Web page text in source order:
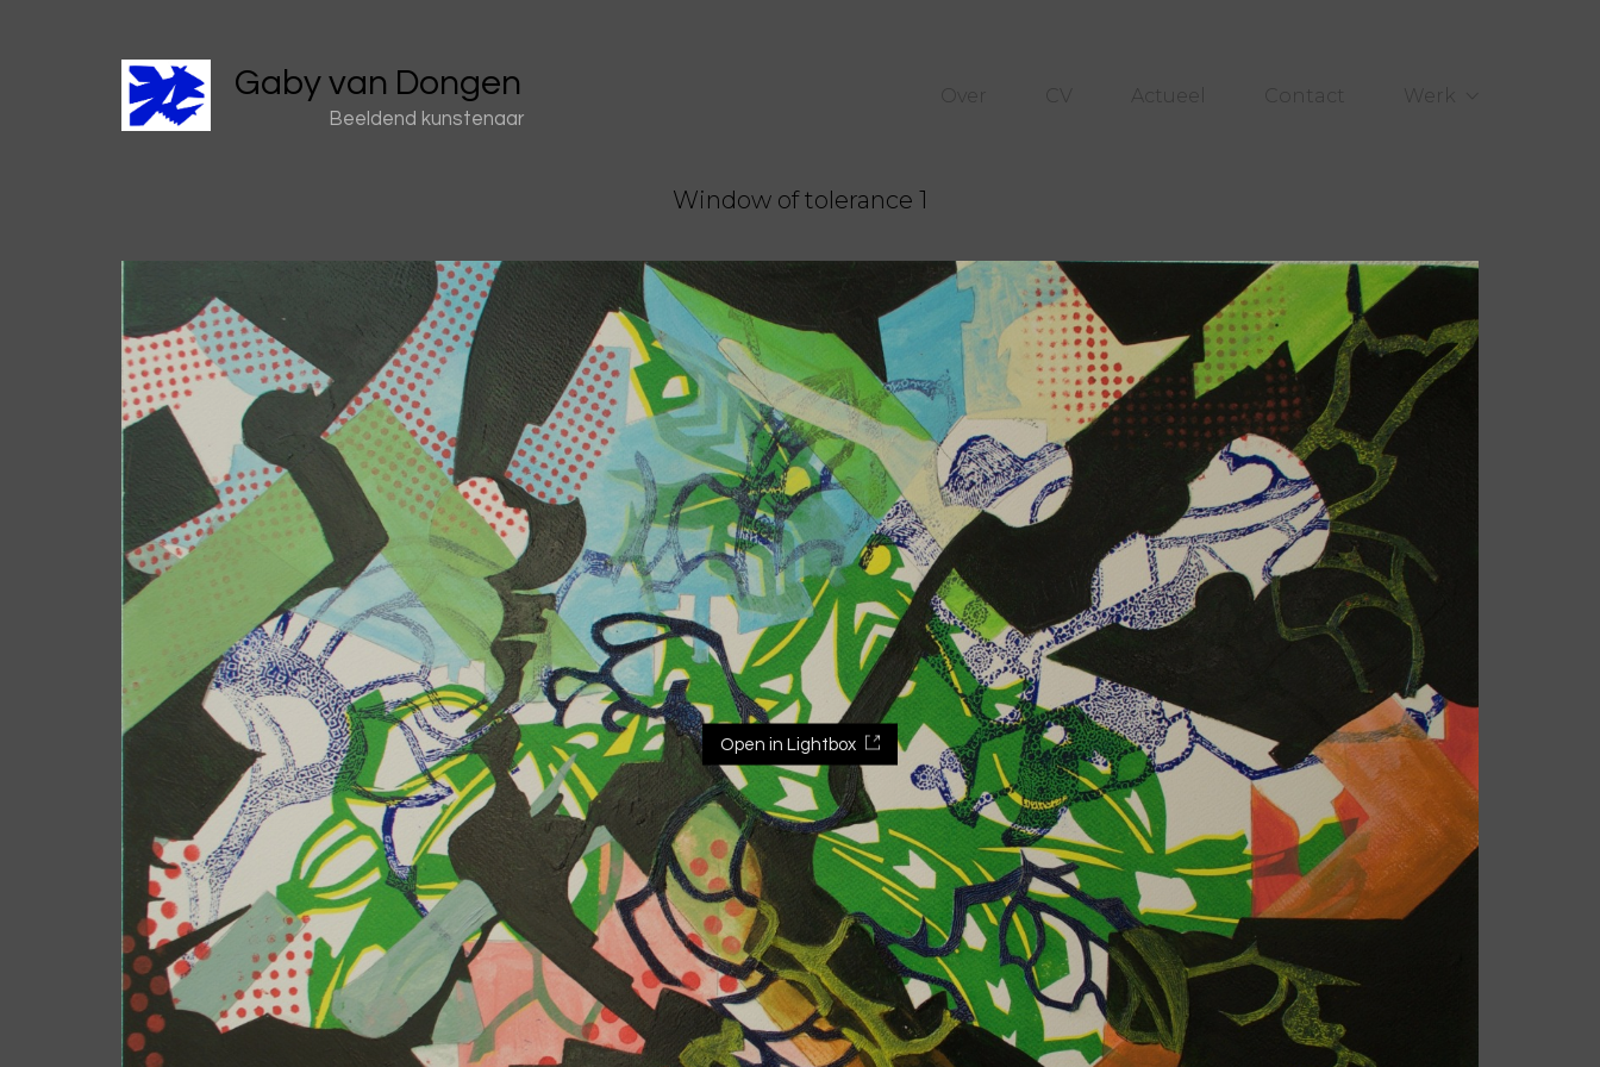
Gaby van Dongen
Beeldend kunstenaar
Over CV Actueel Contact Werk
Window of tolerance 1
Open in Lightbox